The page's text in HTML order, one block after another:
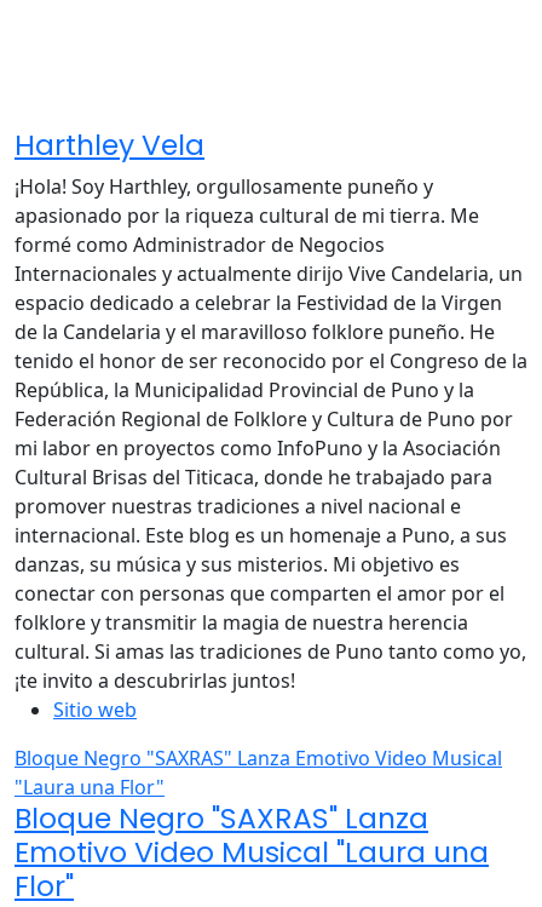
Harthley Vela
¡Hola! Soy Harthley, orgullosamente puneño y
apasionado por la riqueza cultural de mi tierra. Me
formé como Administrador de Negocios
Internacionales y actualmente dirijo Vive Candelaria, un
espacio dedicado a celebrar la Festividad de la Virgen
de la Candelaria y el maravilloso folklore puneño. He
tenido el honor de ser reconocido por el Congreso de la
República, la Municipalidad Provincial de Puno y la
Federación Regional de Folklore y Cultura de Puno por
mi labor en proyectos como InfoPuno y la Asociación
Cultural Brisas del Titicaca, donde he trabajado para
promover nuestras tradiciones a nivel nacional e
internacional. Este blog es un homenaje a Puno, a sus
danzas, su música y sus misterios. Mi objetivo es
conectar con personas que comparten el amor por el
folklore y transmitir la magia de nuestra herencia
cultural. Si amas las tradiciones de Puno tanto como yo,
¡te invito a descubrirlas juntos!
Sitio web
Bloque Negro "SAXRAS" Lanza Emotivo Video Musical
"Laura una Flor"
Bloque Negro "SAXRAS" Lanza
Emotivo Video Musical "Laura una
Flor"